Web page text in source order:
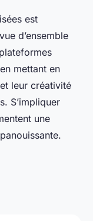
est
d’ensemble
mettant en
et leur créativité
S’impliquer
une